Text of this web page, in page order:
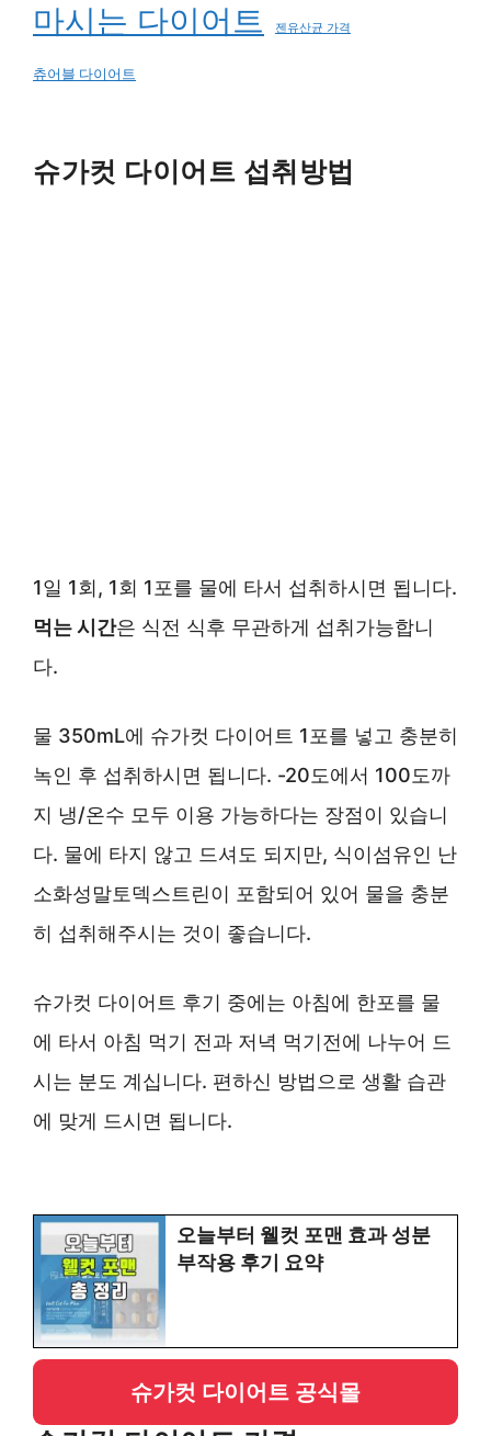
마시는 다이어트 젠유산균 가격
츄어블 다이어트
슈가컷 다이어트 섭취방법
1일 1회, 1회 1포를 물에 타서 섭취하시면 됩니다.
먹는 시간은 식전 식후 무관하게 섭취가능합니
다.
물 350mL에 슈가컷 다이어트 1포를 넣고 충분히
녹인 후 섭취하시면 됩니다. -20도에서 100도까
지 냉/온수 모두 이용 가능하다는 장점이 있습니
다. 물에 타지 않고 드셔도 되지만, 식이섬유인 난
소화성말토덱스트린이 포함되어 있어 물을 충분
히 섭취해주시는 것이 좋습니다.
슈가컷 다이어트 후기 중에는 아침에 한포를 물
에 타서 아침 먹기 전과 저녁 먹기전에 나누어 드
시는 분도 계십니다. 편하신 방법으로 생활 습관
에 맞게 드시면 됩니다.
오늘부터 웰컷 포맨 효과 성분
부작용 후기 요약
슈가컷 다이어트 공식몰